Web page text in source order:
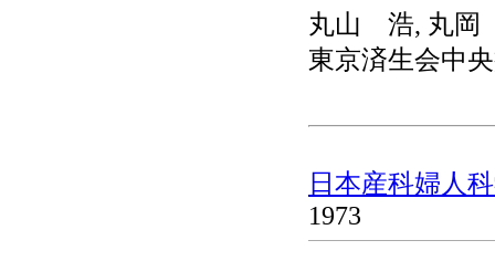
丸山 浩, 丸
東京済生会中
日本産科婦人
1973